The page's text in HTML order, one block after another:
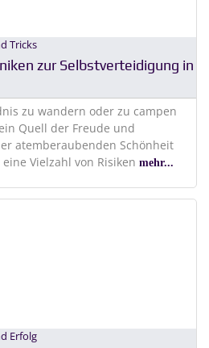
Tricks
zur Selbstverteidigung in
zu wandern oder zu campen
Quell der Freude und
atemberaubenden Schönheit
Vielzahl von Risiken mehr...
Erfolg